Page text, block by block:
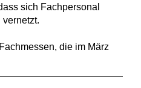
sich Fachpersonal
die im März